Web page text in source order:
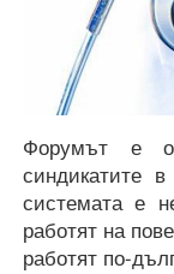
Форумът е
синдикатите
системата е
работят на
работят по-